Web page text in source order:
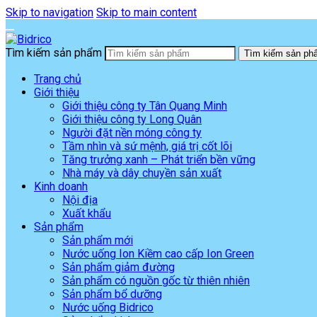
Skip to navigation Skip to main content
Tìm kiếm sản phẩm Tìm kiếm sản
Trang chủ
Giới thiệu
Giới thiệu công ty Tân Quang Minh
Giới thiệu công ty Long Quân
Người đặt nền móng công ty
Tầm nhìn và sứ mệnh, giá trị cốt lõi
Tăng trưởng xanh – Phát triển bền vững
Nhà máy và dây chuyền sản xuất
Kinh doanh
Nội địa
Xuất khẩu
Sản phẩm
Sản phẩm mới
Nước uống Ion Kiềm cao cấp Ion Green
Sản phẩm giảm đường
Sản phẩm có nguồn gốc từ thiên nhiên
Sản phẩm bổ dưỡng
Nước uống Bidrico